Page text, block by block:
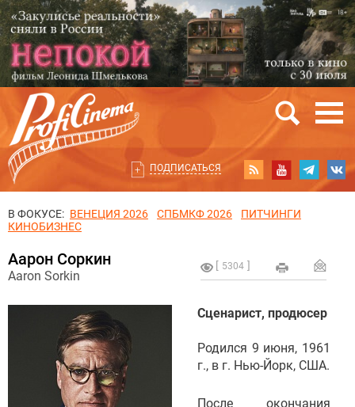
ПОДПИСАТЬСЯ
В ФОКУСЕ: ВЕНЕЦИЯ 2026 СПБМКФ 2026
ПИТЧИНГИ
КИНОБИЗНЕС
5304
Аарон Соркин
Aaron Sorkin
Сценарист, продюсер
Родился 9 июня, 1961
г., в г. Нью-Йорк, США.
После окончания